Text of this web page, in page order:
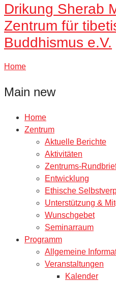
Drikung Sherab
Zentrum für
Buddhismus e.V.
Home
Main new
Home
Zentrum
Aktuelle Berichte
Aktivitäten
Zentrums-
Entwicklung
Ethische
Unterstützung &
Wunschgebet
Seminarraum
Programm
Allgemeine
Veranstaltungen
Kalender